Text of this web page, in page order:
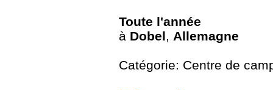
Toute l'année
à Dobel, Allemagne
Catégorie: Centre de